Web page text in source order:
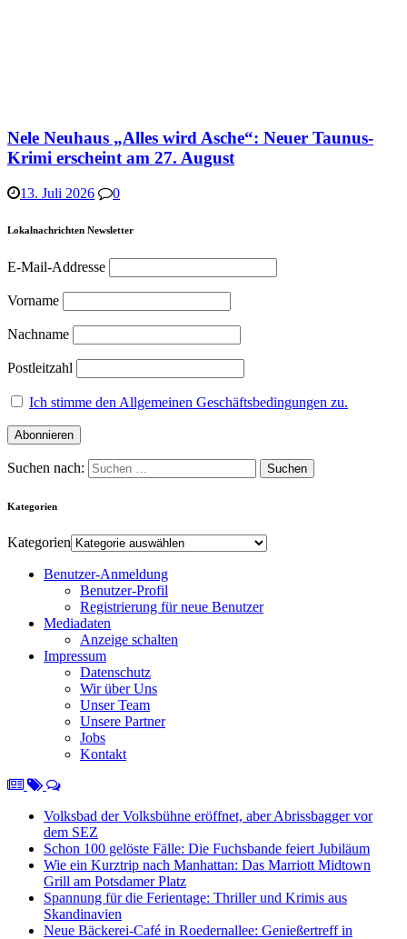
Nele Neuhaus „Alles wird Asche“: Neuer Taunus-
Krimi erscheint am 27. August
13. Juli 2026 0
Lokalnachrichten Newsletter
E-Mail-Addresse
Vorname
Nachname
Postleitzahl
Ich stimme den Allgemeinen Geschäftsbedingungen zu.
Suchen nach:
Kategorien
Kategorien
Benutzer-Anmeldung
Benutzer-Profil
Registrierung für neue Benutzer
Mediadaten
Anzeige schalten
Impressum
Datenschutz
Wir über Uns
Unser Team
Unsere Partner
Jobs
Kontakt
Volksbad der Volksbühne eröffnet, aber Abrissbagger vor
dem SEZ
Schon 100 gelöste Fälle: Die Fuchsbande feiert Jubiläum
Wie ein Kurztrip nach Manhattan: Das Marriott Midtown
Grill am Potsdamer Platz
Spannung für die Ferientage: Thriller und Krimis aus
Skandinavien
Neue Bäckerei-Café in Roedernallee: Genießertreff in